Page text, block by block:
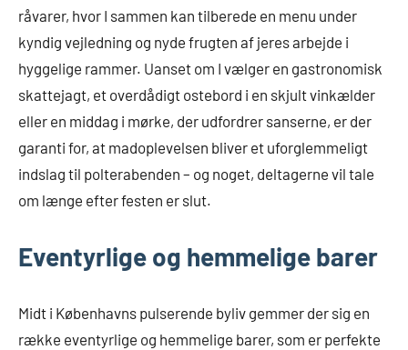
råvarer, hvor I sammen kan tilberede en menu under
kyndig vejledning og nyde frugten af jeres arbejde i
hyggelige rammer. Uanset om I vælger en gastronomisk
skattejagt, et overdådigt ostebord i en skjult vinkælder
eller en middag i mørke, der udfordrer sanserne, er der
garanti for, at madoplevelsen bliver et uforglemmeligt
indslag til polterabenden – og noget, deltagerne vil tale
om længe efter festen er slut.
Eventyrlige og hemmelige barer
Midt i Københavns pulserende byliv gemmer der sig en
række eventyrlige og hemmelige barer, som er perfekte